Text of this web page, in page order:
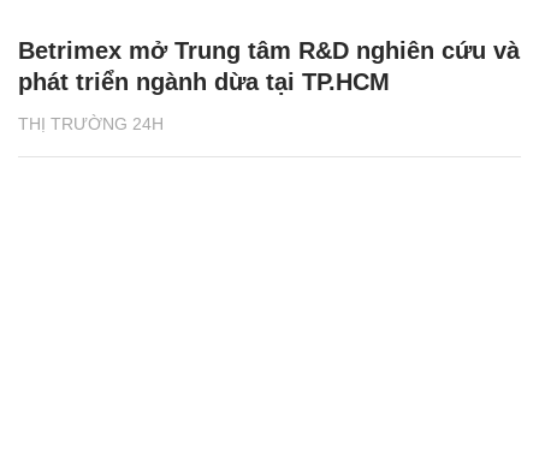
THỊ TRƯỜNG 24H
Betrimex mở Trung tâm R&D nghiên cứu và
phát triển ngành dừa tại TP.HCM